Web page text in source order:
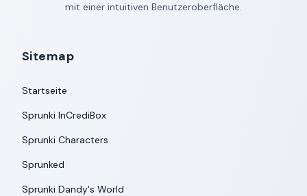
mit einer intuitiven Benutzeroberfläche.
Sitemap
Startseite
Sprunki InCrediBox
Sprunki Characters
Sprunked
Sprunki Dandy's World